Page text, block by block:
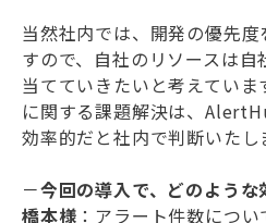
当然社内では、開発の優先
すので、自社のリソースは
当てていきたいと考えていま
に関する課題解決は、
効率的だと社内で判断いたし
－今回の導入で、どのような
橋本様 ：アラート件数につ